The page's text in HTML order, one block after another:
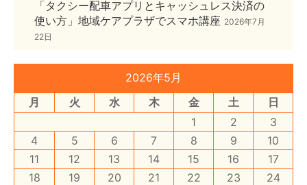
「タクシー配車アプリとキャッシュレス決済の
使い方」地域ケアプラザでスマホ講座 2026年7月
22日
2026年5月
月
火 水 木 金 土
日
1
2
3
4
5 6 7 8 9
10
11
12 13 14 15 16
17
18
19 20 21 22 23
24